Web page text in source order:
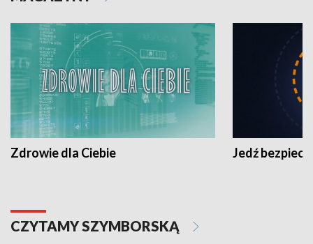
Zdrowie dla Ciebie Jedź
CZYTAMY SZYMBORSKĄ